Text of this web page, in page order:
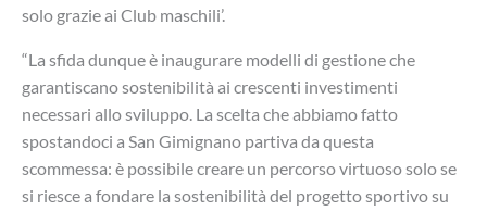
solo grazie ai Club maschili’.
“La sfida dunque è inaugurare modelli di gestione che
garantiscano sostenibilità ai crescenti investimenti
necessari allo sviluppo. La scelta che abbiamo fatto
spostandoci a San Gimignano partiva da questa
scommessa: è possibile creare un percorso virtuoso solo se
si riesce a fondare la sostenibilità del progetto sportivo su